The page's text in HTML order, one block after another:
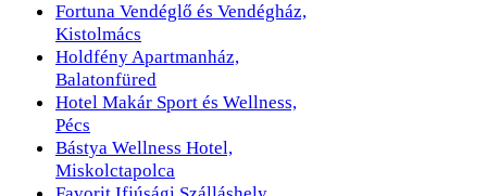
Fortuna Vendéglő és Vendégház,
Kistolmács
Holdfény Apartmanház,
Balatonfüred
Hotel Makár Sport és Wellness,
Pécs
Bástya Wellness Hotel,
Miskolctapolca